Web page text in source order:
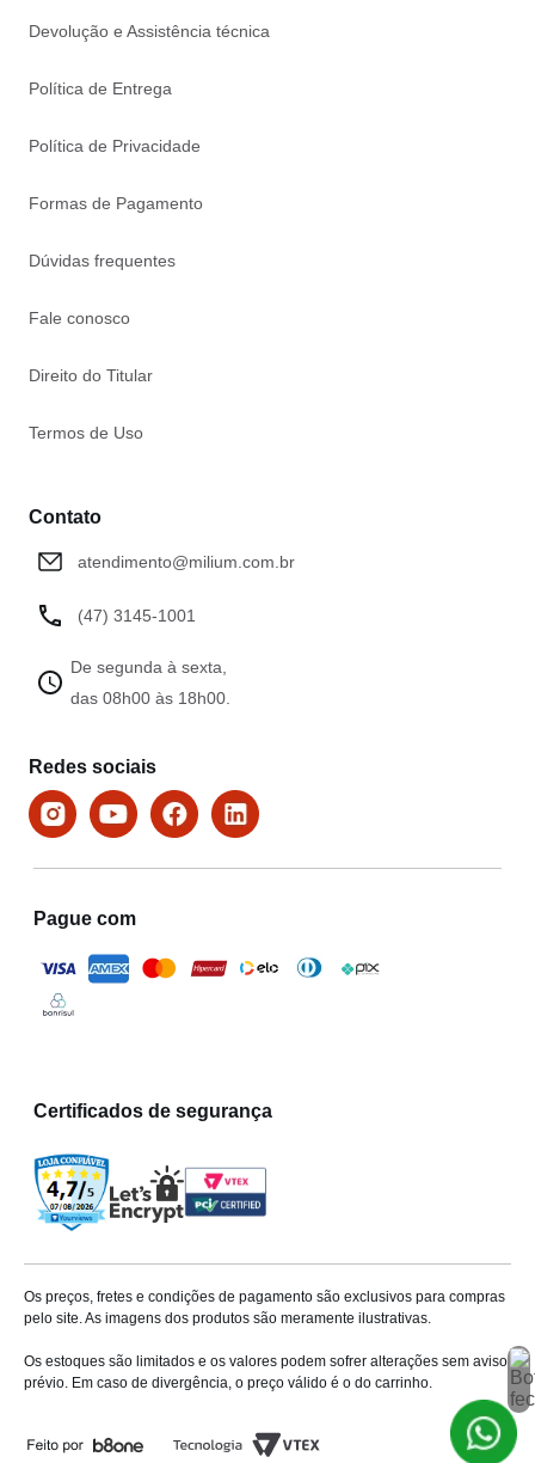
Devolução e Assistência técnica
Política de Entrega
Política de Privacidade
Formas de Pagamento
Dúvidas frequentes
Fale conosco
Direito do Titular
Termos de Uso
Contato
atendimento@milium.com.br
(47) 3145-1001
De segunda à sexta,
das 08h00 às 18h00.
Redes sociais
Pague com
Certificados de segurança
Os preços, fretes e condições de pagamento são exclusivos para compras
pelo site. As imagens dos produtos são meramente ilustrativas.
Os estoques são limitados e os valores podem sofrer alterações sem aviso
prévio. Em caso de divergência, o preço válido é o do carrinho.